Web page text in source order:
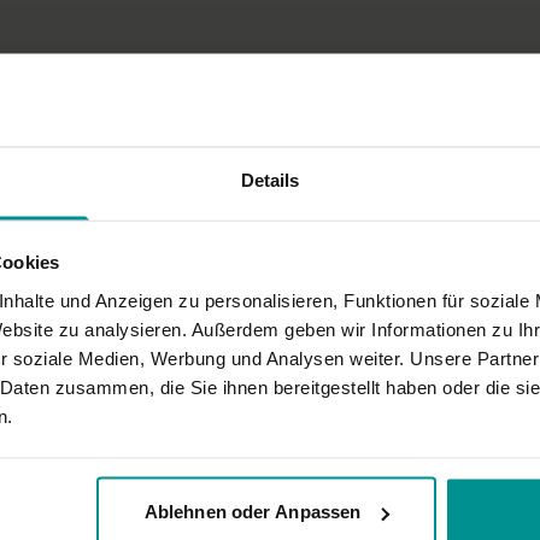
Details
und Anzeigen zu personalisieren, Funktionen für soziale
zu analysieren. Außerdem geben wir Informationen zu
soziale Medien, Werbung und Analysen weiter. Unsere
zusammen, die Sie ihnen bereitgestellt haben oder die
Ablehnen oder Anpassen
Zitat zum Abschluss (wäre es möglich zu ergänzen, aus